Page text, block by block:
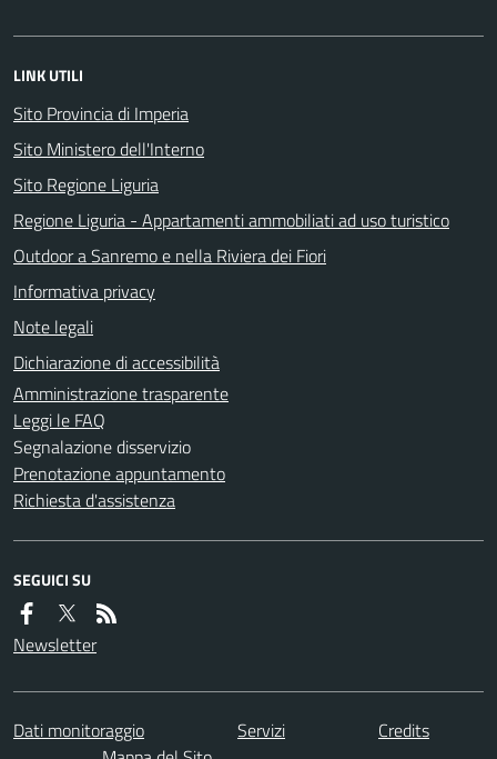
LINK UTILI
Sito Provincia di Imperia
Sito Ministero dell'Interno
Sito Regione Liguria
Regione Liguria - Appartamenti ammobiliati ad uso turistico
Outdoor a Sanremo e nella Riviera dei Fiori
Informativa privacy
Note legali
Dichiarazione di accessibilità
Amministrazione trasparente
Leggi le FAQ
Segnalazione disservizio
Prenotazione appuntamento
Richiesta d'assistenza
SEGUICI SU
Newsletter
Dati monitoraggio Servizi
Credits